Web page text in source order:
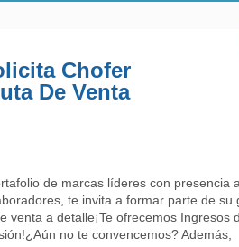
Chofer
De Venta
de marcas líderes con presencia a
te invita a formar parte de su
venta a detalle¡Te ofrecemos Ingresos
no te convencemos? Además,